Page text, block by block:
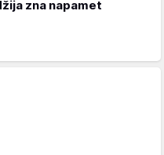
zna napamet